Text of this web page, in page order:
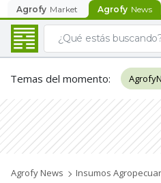
Agrofy Market Agrofy News
Temas del momento:
Agrofy News Insumos